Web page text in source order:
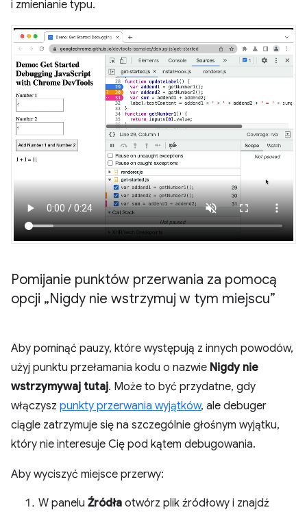
i zmienianie typu.
Pomijanie punktów przerwania za pomocą
opcji „Nigdy nie wstrzymuj w tym miejscu”
Aby pominąć pauzy, które występują z innych powodów,
użyj punktu przełamania kodu o nazwie Nigdy nie
wstrzymywaj tutaj. Może to być przydatne, gdy
włączysz punkty przerwania wyjątków, ale debuger
ciągle zatrzymuje się na szczególnie głośnym wyjątku,
który nie interesuje Cię pod kątem debugowania.
Aby wyciszyć miejsce przerwy:
W panelu Źródła otwórz plik źródłowy i znajdź